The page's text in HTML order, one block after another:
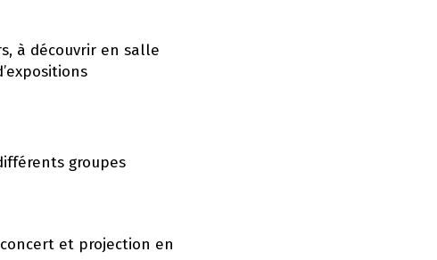
à découvrir en salle
groupes
et projection en